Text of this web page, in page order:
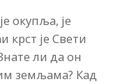
окупља, је
је Свети
ли да он
земљама? Кад